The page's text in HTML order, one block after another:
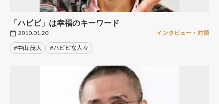
「ハビビ」は幸福のキーワード
2010.01.20 インタビュー・対談
#中山 茂大 #ハビビな人々